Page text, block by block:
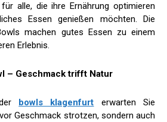
alle, die ihre Ernährung optimieren
Essen genießen möchten. Die
machen gutes Essen zu einem
Erlebnis.
– Geschmack trifft Natur
bowls klagenfurt erwarten Sie
Geschmack strotzen, sondern auch